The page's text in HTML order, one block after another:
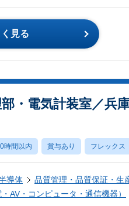
見る
・電気計装室／兵庫
時間以内 賞与あり フレックス
導体
品質管理・品質保証・生
AV・コンピュータ・通信機器）